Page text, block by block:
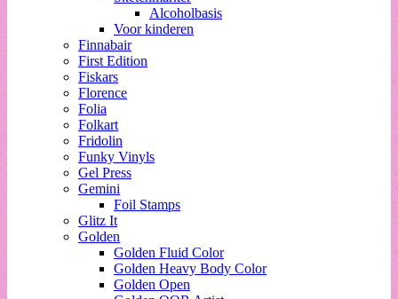
Alcoholbasis
Voor kinderen
Finnabair
First Edition
Fiskars
Florence
Folia
Folkart
Fridolin
Funky Vinyls
Gel Press
Gemini
Foil Stamps
Glitz It
Golden
Golden Fluid Color
Golden Heavy Body Color
Golden Open